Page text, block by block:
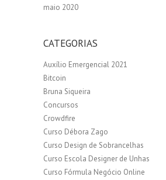
maio 2020
CATEGORIAS
Auxílio Emergencial 2021
Bitcoin
Bruna Siqueira
Concursos
Crowdfire
Curso Débora Zago
Curso Design de Sobrancelhas
Curso Escola Designer de Unhas
Curso Fórmula Negócio Online